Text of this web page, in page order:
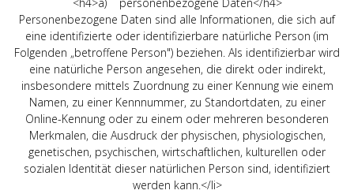
Personenbezogene Daten sind alle Informationen, die sich auf
eine identifizierte oder identifizierbare natürliche Person (im
Folgenden „betroffene Person") beziehen. Als identifizierbar wird
eine natürliche Person angesehen, die direkt oder indirekt,
insbesondere mittels Zuordnung zu einer Kennung wie einem
Namen, zu einer Kennnummer, zu Standortdaten, zu einer
Online-Kennung oder zu einem oder mehreren besonderen
Merkmalen, die Ausdruck der physischen, physiologischen,
genetischen, psychischen, wirtschaftlichen, kulturellen oder
sozialen Identität dieser natürlichen Person sind, identifiziert
werden kann.</li>